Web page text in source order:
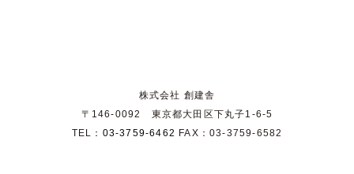
株式会社 創建舎
〒146-0092 東京都大田区下丸子1-6-5
TEL： 03-3759-6462 FAX：03-3759-6582